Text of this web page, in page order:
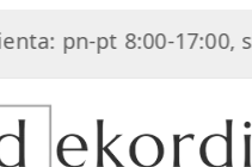
pt 8:00-17:00, sob